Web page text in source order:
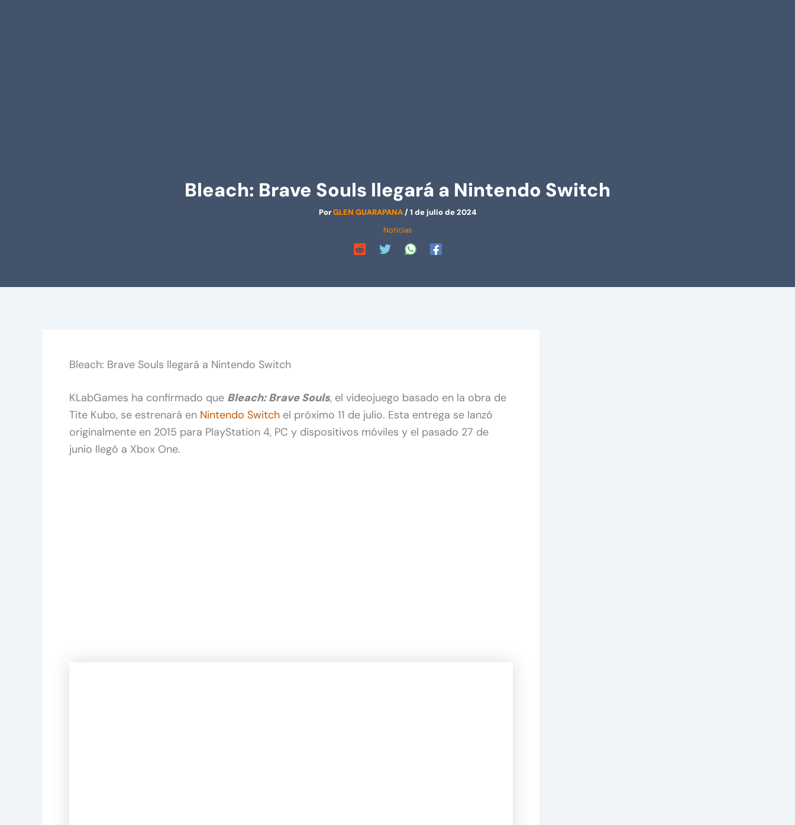
Bleach: Brave Souls llegará a Nintendo Switch
PorGLEN GUARAPANA/1 de julio de 2024
Noticias
Bleach: Brave Souls llegará a Nintendo Switch
KLabGames ha confirmado que Bleach: Brave Souls, el videojuego basado en la obra de
Tite Kubo, se estrenará en Nintendo Switch el próximo 11 de julio. Esta entrega se lanzó
originalmente en 2015 para PlayStation 4, PC y dispositivos móviles y el pasado 27 de
junio llegó a Xbox One.